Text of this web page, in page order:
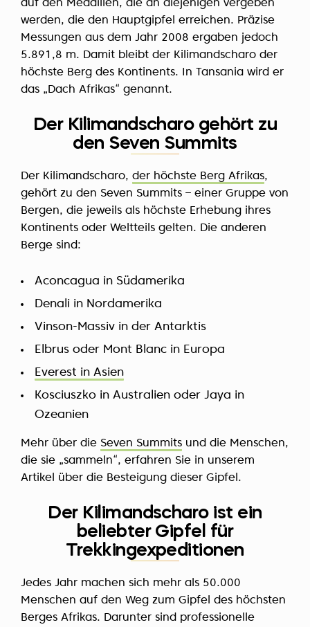
auf den Medaillen, die an diejenigen vergeben
werden, die den Hauptgipfel erreichen. Präzise
Messungen aus dem Jahr 2008 ergaben jedoch
5.891,8 m. Damit bleibt der Kilimandscharo der
höchste Berg des Kontinents. In Tansania wird er
das „Dach Afrikas“ genannt.
Der Kilimandscharo gehört zu
den Seven Summits
Der Kilimandscharo, der höchste Berg Afrikas,
gehört zu den Seven Summits – einer Gruppe von
Bergen, die jeweils als höchste Erhebung ihres
Kontinents oder Weltteils gelten. Die anderen
Berge sind:
Aconcagua in Südamerika
Denali in Nordamerika
Vinson-Massiv in der Antarktis
Elbrus oder Mont Blanc in Europa
Everest in Asien
Kosciuszko in Australien oder Jaya in
Ozeanien
Mehr über die Seven Summits und die Menschen,
die sie „sammeln“, erfahren Sie in unserem
Artikel über die Besteigung dieser Gipfel.
Der Kilimandscharo ist ein
beliebter Gipfel für
Trekkingexpeditionen
Jedes Jahr machen sich mehr als 50.000
Menschen auf den Weg zum Gipfel des höchsten
Berges Afrikas. Darunter sind professionelle